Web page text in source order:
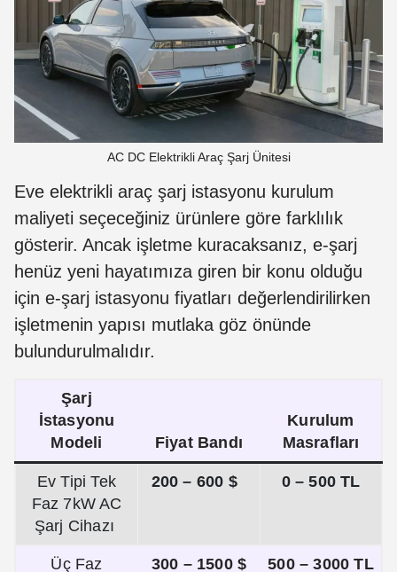
AC DC Elektrikli Araç Şarj Ünitesi
Eve elektrikli araç şarj istasyonu kurulum
maliyeti seçeceğiniz ürünlere göre farklılık
gösterir. Ancak işletme kuracaksanız, e-şarj
henüz yeni hayatımıza giren bir konu olduğu
için e-şarj istasyonu fiyatları değerlendirilirken
işletmenin yapısı mutlaka göz önünde
bulundurulmalıdır.
Şarj
İstasyonu
Modeli
Fiyat Bandı
Kurulum
Masrafları
Ev Tipi Tek
Faz 7kW AC
Şarj Cihazı
200 – 600 $ 0 – 500 TL
Üç Faz
300 – 1500 $ 500 – 3000 TL